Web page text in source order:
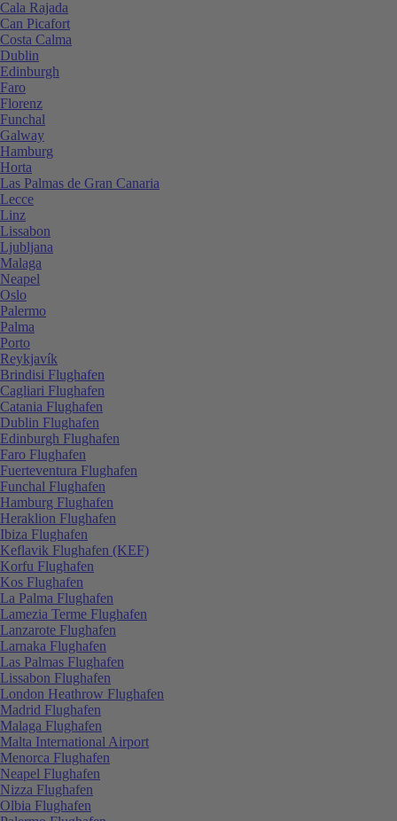
Cala Rajada
Can Picafort
Costa Calma
Dublin
Edinburgh
Faro
Florenz
Funchal
Galway
Hamburg
Horta
Las Palmas de Gran Canaria
Lecce
Linz
Lissabon
Ljubljana
Malaga
Neapel
Oslo
Palermo
Palma
Porto
Reykjavík
Brindisi Flughafen
Cagliari Flughafen
Catania Flughafen
Dublin Flughafen
Edinburgh Flughafen
Faro Flughafen
Fuerteventura Flughafen
Funchal Flughafen
Hamburg Flughafen
Heraklion Flughafen
Ibiza Flughafen
Keflavik Flughafen (KEF)
Korfu Flughafen
Kos Flughafen
La Palma Flughafen
Lamezia Terme Flughafen
Lanzarote Flughafen
Larnaka Flughafen
Las Palmas Flughafen
Lissabon Flughafen
London Heathrow Flughafen
Madrid Flughafen
Malaga Flughafen
Malta International Airport
Menorca Flughafen
Neapel Flughafen
Nizza Flughafen
Olbia Flughafen